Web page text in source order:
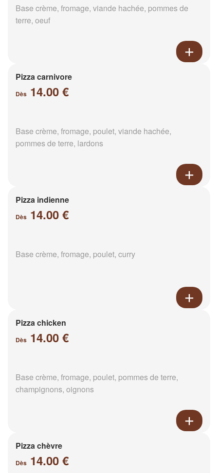
Base crème, fromage, viande hachée, pommes de
terre, oeuf
Pizza carnivore
Dès 14.00 €
Base crème, fromage, poulet, viande hachée,
pommes de terre, lardons
Pizza indienne
Dès 14.00 €
Base crème, fromage, poulet, curry
Pizza chicken
Dès 14.00 €
Base crème, fromage, poulet, pommes de terre,
champignons, oignons
Pizza chèvre
Dès 14.00 €